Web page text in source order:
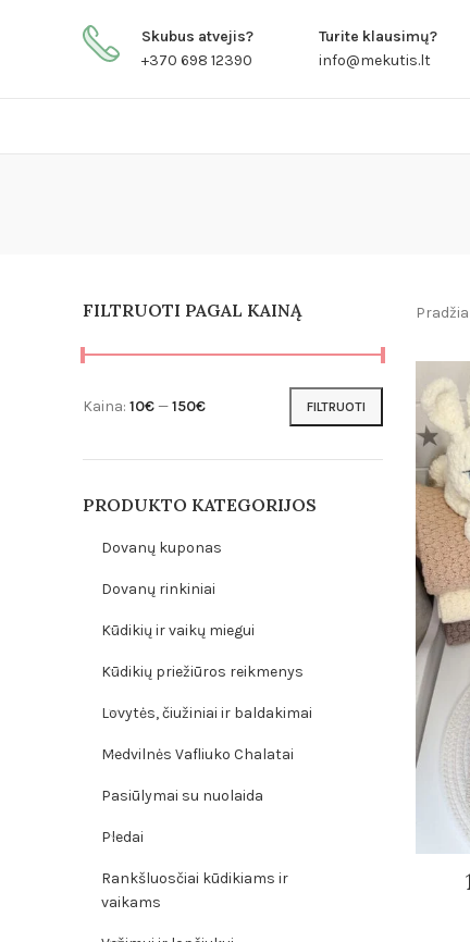
Skubus atvejis?
+370 698 12390
Turite klausimų?
info@mekutis.lt
FILTRUOTI PAGAL KAINĄ
FILTRUOTI
Kaina: 10€—150€
PRODUKTO KATEGORIJOS
Dovanų kuponas
Dovanų rinkiniai
Kūdikių ir vaikų miegui
Kūdikių priežiūros reikmenys
Lovytės, čiužiniai ir baldakimai
Medvilnės Vafliuko Chalatai
Pasiūlymai su nuolaida
Pledai
Rankšluosčiai kūdikiams ir
vaikams
Pradžia